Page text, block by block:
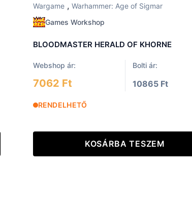
Wargame, Warhammer: Age of Sigmar
Games Workshop
BLOODMASTER HERALD OF KHORNE
Webshop ár: Bolti ár:
7062 Ft 10865 Ft
RENDELHETŐ
KOSÁRBA TESZEM